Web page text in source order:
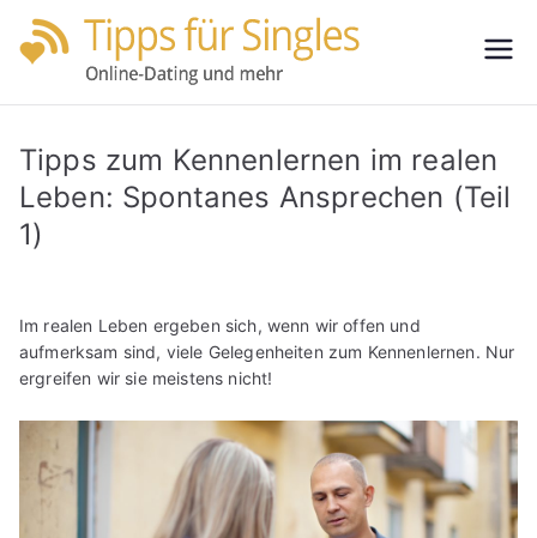
Zum
Inhalt
für
Single
Tipps zum Kennenlernen im realen
Leben: Spontanes Ansprechen (Teil
1)
Im realen Leben ergeben sich, wenn wir offen und
aufmerksam sind, viele Gelegenheiten zum Kennenlernen. Nur
ergreifen wir sie meistens nicht!